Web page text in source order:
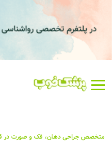
متخصص جراحی دهان، فک و صورت در